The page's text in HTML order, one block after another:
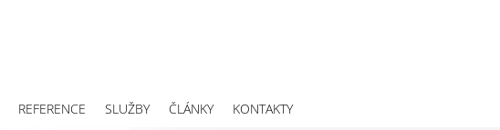
REFERENCE SLUŽBY ČLÁNKY KONTAKTY